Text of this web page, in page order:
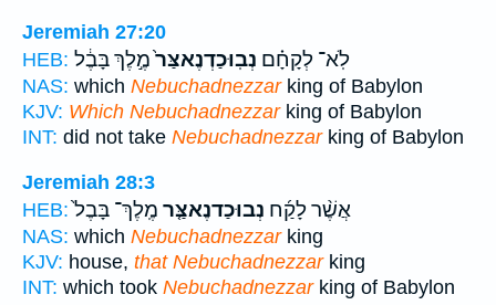
Jeremiah 27:20
HEB:
לֹֽא־ לְקָחָ֗ם נְבֽוּכַדְנֶאצַּר֙מֶ֣לֶךְ בָּבֶ֔ל
NAS: which Nebuchadnezzarking of Babylon
KJV: Which Nebuchadnezzarking of Babylon
INT: did not take Nebuchadnezzarking of Babylon
Jeremiah 28:3
HEB:
אֲשֶׁ֨ר לָקַ֜ח נְבוּכַדנֶאצַּ֤ר מֶֽלֶךְ־ בָּבֶל֙
NAS: which Nebuchadnezzarking
KJV: house, that Nebuchadnezzarking
INT: which took Nebuchadnezzarking of Babylon